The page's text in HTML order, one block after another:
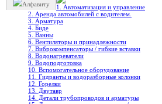
Алфавиту
1. Автоматизация и управление
2. Аренда автомобилей с водителем.
3. Арматура
4. Биде
5. Ванны
6. Вентиляторы и принадлежности
7. Виброкомпенсаторы / гибкие вставки
8. Водонагреватели
9. Водоподготовка
10. Вспомогательное оборудование
11. Гидранты и водоразборные колонки
12. Горелки
13. Двутавр
14. Детали трубопроводов и арматуры